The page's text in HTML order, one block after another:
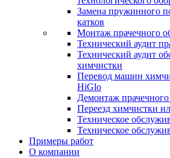
Замена пружинного
катков
Монтаж прачечного
Технический аудит
Технический аудит
химчистки
Перевод машин
HiGlo
Демонтаж
Переезд химчистки
Техническое
Техническое
Примеры работ
О компании